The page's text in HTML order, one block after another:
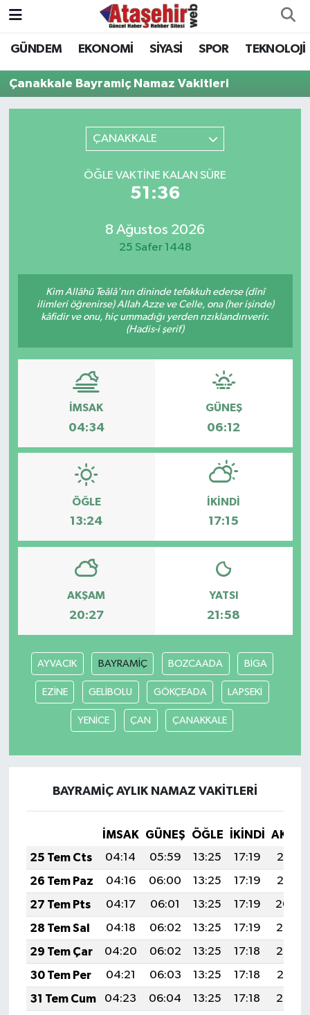
GÜNDEM EKONOMİ SİYASİ SPOR TEKNOLOJİ
Çanakkale Bayramiç Namaz Vakitleri
ÇANAKKALE
ÖĞLE VAKTINE KALAN SÜRE
51:36
8 Ağustos 2026
25 Safer 1448
Kim Allâhü Teâlâ'nın dininde tefakkuh ederse (dînî
ilimleri öğrenirse) Allah Azze ve Celle, ona (her işinde)
kâfidir ve onu, hiç ummadığı yerden rızıklandırıverir.
(Hadis-i şerif)
İMSAK
04:34
GÜNEŞ
06:12
ÖĞLE
13:24
İKINDI
17:15
AKŞAM
20:27
YATSI
21:58
AYVACIK BAYRAMİÇ BOZCAADA BİGA
EZİNE GELİBOLU GÖKÇEADA LAPSEKİ
YENİCE ÇAN ÇANAKKALE
BAYRAMİÇ AYLIK NAMAZ VAKITLERI
İMSAK GÜNEŞ ÖĞLE İKINDI
25 Tem Cts
04:14 05:59 13:25 17:19
20:41
26 Tem Paz
04:16 06:00 13:25 17:19
20:41
27 Tem Pts
04:17 06:01 13:25 17:19
20:40
28 Tem Sal
04:18 06:02 13:25 17:19
20:39
29 Tem Çar
04:20 06:02 13:25 17:18
20:38
30 Tem Per
04:21 06:03 13:25 17:18
20:37
31 Tem Cum
04:23 06:04 13:25 17:18
20:36
Hava Durumu
Trafik Durumu
Son Dakika Haberleri